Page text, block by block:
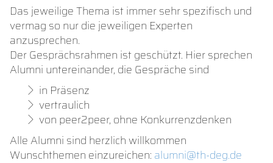
Das jeweilige Thema ist immer sehr spezifisch und
vermag so nur die jeweiligen Experten
anzusprechen.
Der Gesprächsrahmen ist geschützt. Hier sprechen
Alumni untereinander, die Gespräche sind
in Präsenz
vertraulich
von peer2peer, ohne Konkurrenzdenken
Alle Alumni sind herzlich willkommen
Wunschthemen einzureichen: alumni@th-deg.de